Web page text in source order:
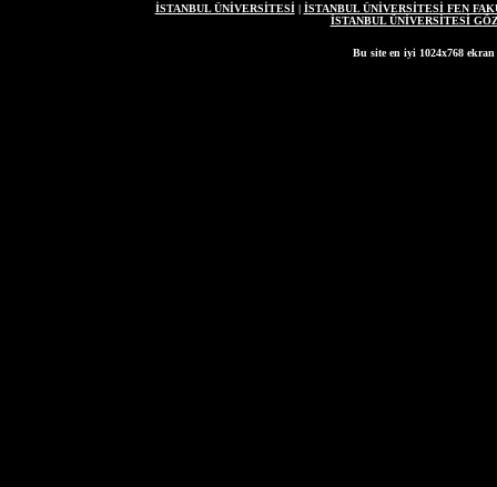
İSTANBUL ÜNİVERSİTESİ| İSTANBUL ÜNİVERSİTESİ FEN
İSTANBUL ÜNİVERSİTESİ
Bu site en iyi 1024x768